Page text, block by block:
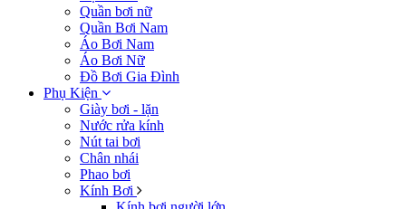
Quần bơi nữ
Quần Bơi Nam
Áo Bơi Nam
Áo Bơi Nữ
Đồ Bơi Gia Đình
Phụ Kiện
Giày bơi - lặn
Nước rửa kính
Nút tai bơi
Chân nhái
Phao bơi
Kính Bơi